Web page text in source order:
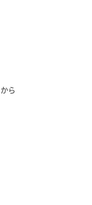
から